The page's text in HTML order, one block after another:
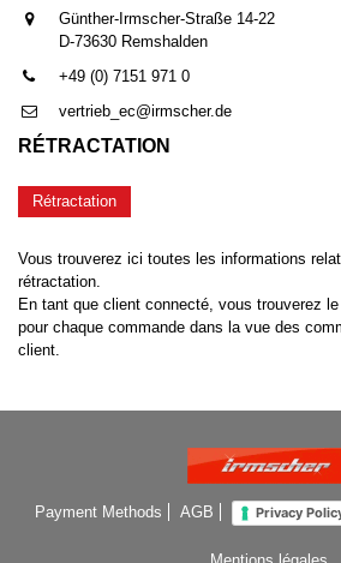
Günther-Irmscher-Straße 14-22
D-73630 Remshalden
+49 (0) 7151 971 0
vertrieb_ec@irmscher.de
RÉTRACTATION
Rétractation
Vous trouverez ici toutes les informations
rétractation.
En tant que client connecté, vous trouverez
pour chaque commande dans la vue des
client.
Payment Methods AGB Privacy